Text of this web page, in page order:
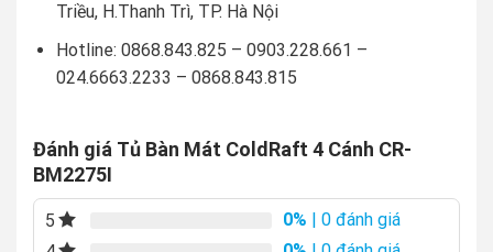
Triều, H.Thanh Trì, TP. Hà Nội
Hotline: 0868.843.825 – 0903.228.661 –
024.6663.2233 – 0868.843.815
Đánh giá Tủ Bàn Mát ColdRaft 4 Cánh CR-
BM2275I
5 0% | 0 đánh giá